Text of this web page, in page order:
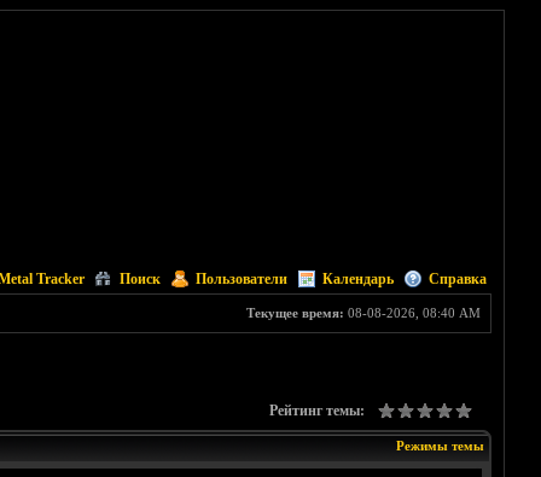
Tracker Поиск Пользователи Календарь Справка
Текущее время: 08-08-2026, 08:40 AM
Рейтинг темы:
Режимы темы